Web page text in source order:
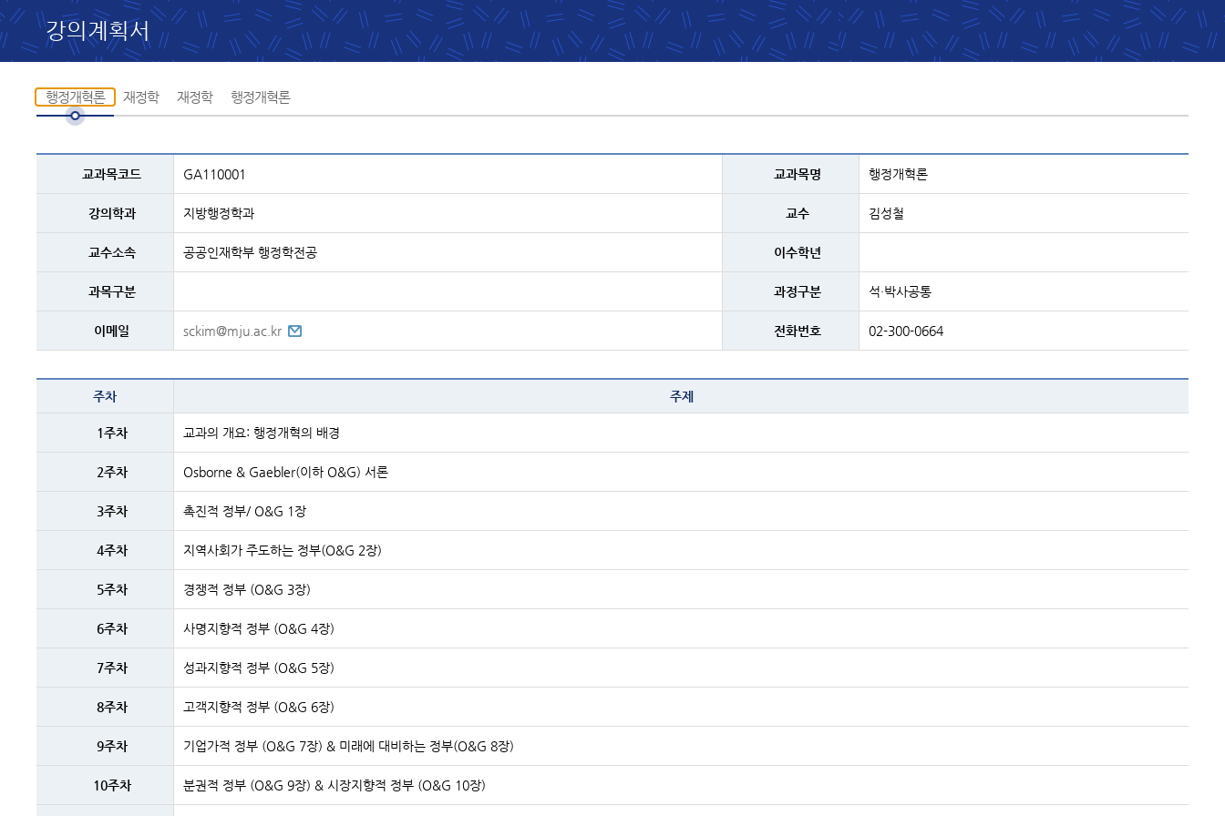
강의계획서
행정개혁론 재정학 재정학 행정개혁론
학과,
전화번호등의
교과목코드 GA110001 교과목명 행정개혁론
강의학과 지방행정학과 교수 김성철
교수소속 공공인재학부 행정학전공 이수학년
과목구분 과정구분 석·박사공통
이메일 sckim@mju.ac.kr 전화번호 02-300-0664
주차
주차 주제
1주차 교과의 개요: 행정개혁의 배경
2주차 Osborne & Gaebler(이하 O&G) 서론
3주차 촉진적 정부/ O&G 1장
4주차 지역사회가 주도하는 정부(O&G 2장)
5주차 경쟁적 정부 (O&G 3장)
6주차 사명지향적 정부 (O&G 4장)
7주차 성과지향적 정부 (O&G 5장)
8주차 고객지향적 정부 (O&G 6장)
9주차 기업가적 정부 (O&G 7장) & 미래에 대비하는 정부(O&G 8장)
10주차 분권적 정부 (O&G 9장) & 시장지향적 정부 (O&G 10장)